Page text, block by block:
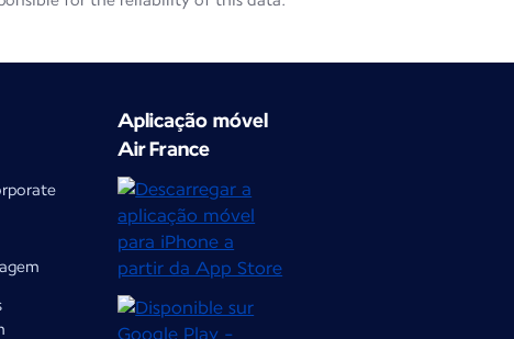
Aplicação móvel
Air France